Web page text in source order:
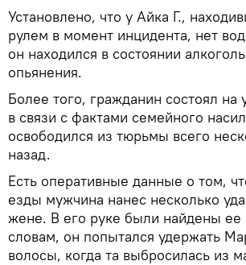
Установлено, что у Айка Г.,
рулем в момент инцидента, нет
он находился в состоянии
опьянения.
Более того, гражданин состоял на
в связи с фактами семейного
освободился из тюрьмы всего
назад.
Есть оперативные данные о том,
езды мужчина нанес несколько
жене. В его руке были найдены
словам, он попытался удержать
волосы, когда та выбросилась из